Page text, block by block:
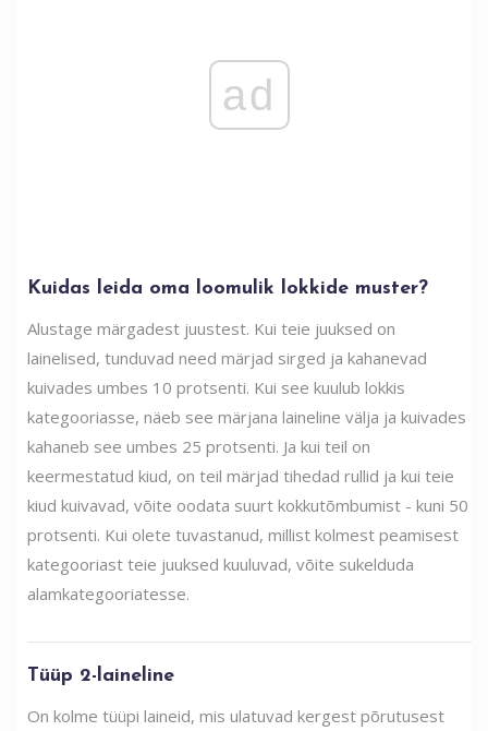
ad
Kuidas leida oma loomulik lokkide muster?
Alustage märgadest juustest. Kui teie juuksed on
lainelised, tunduvad need märjad sirged ja kahanevad
kuivades umbes 10 protsenti. Kui see kuulub lokkis
kategooriasse, näeb see märjana laineline välja ja kuivades
kahaneb see umbes 25 protsenti. Ja kui teil on
keermestatud kiud, on teil märjad tihedad rullid ja kui teie
kiud kuivavad, võite oodata suurt kokkutõmbumist - kuni 50
protsenti. Kui olete tuvastanud, millist kolmest peamisest
kategooriast teie juuksed kuuluvad, võite sukelduda
alamkategooriatesse.
Tüüp 2-laineline
On kolme tüüpi laineid, mis ulatuvad kergest põrutusest